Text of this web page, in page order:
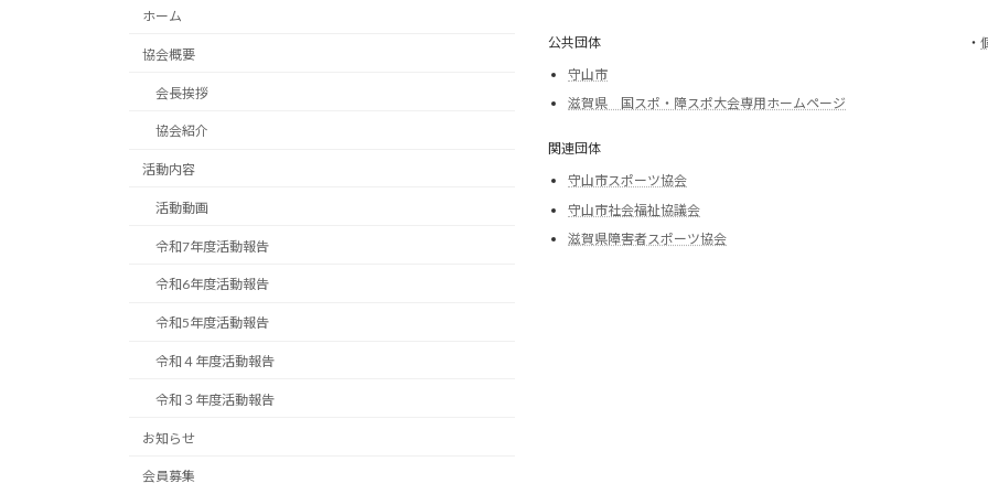
ホーム
協会概要
会長挨拶
協会紹介
活動内容
活動動画
令和7年度活動報告
令和6年度活動報告
令和5年度活動報告
令和４年度活動報告
令和３年度活動報告
お知らせ
会員募集
公共団体
守山市
滋賀県 国スポ・障スポ大会専用ホームページ
関連団体
守山市スポーツ協会
守山市社会福祉協議会
滋賀県障害者スポーツ協会
・